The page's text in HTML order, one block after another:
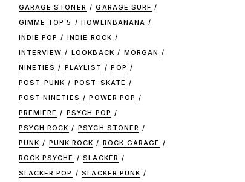
GARAGE STONER
GARAGE SURF
GIMME TOP 5
HOWLINBANANA
INDIE POP
INDIE ROCK
INTERVIEW
LOOKBACK
MORGAN
NINETIES
PLAYLIST
POP
POST-PUNK
POST-SKATE
POST NINETIES
POWER POP
PREMIERE
PSYCH POP
PSYCH ROCK
PSYCH STONER
PUNK
PUNK ROCK
ROCK GARAGE
ROCK PSYCHE
SLACKER
SLACKER POP
SLACKER PUNK